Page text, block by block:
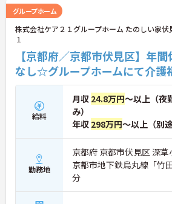
グループホーム
株式会社ケア２１グループホーム たのしい家伏
１
【京都府／京都市伏見区】年
なし☆グループホームにて介護
給料
月収 24.8万円～以上（夜
み）
年収 298万円～以上（別
勤務地
京都府 京都市伏見区 深
京都市地下鉄烏丸線「竹
分